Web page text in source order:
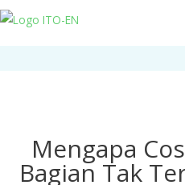
Mengapa
Bagian Tak